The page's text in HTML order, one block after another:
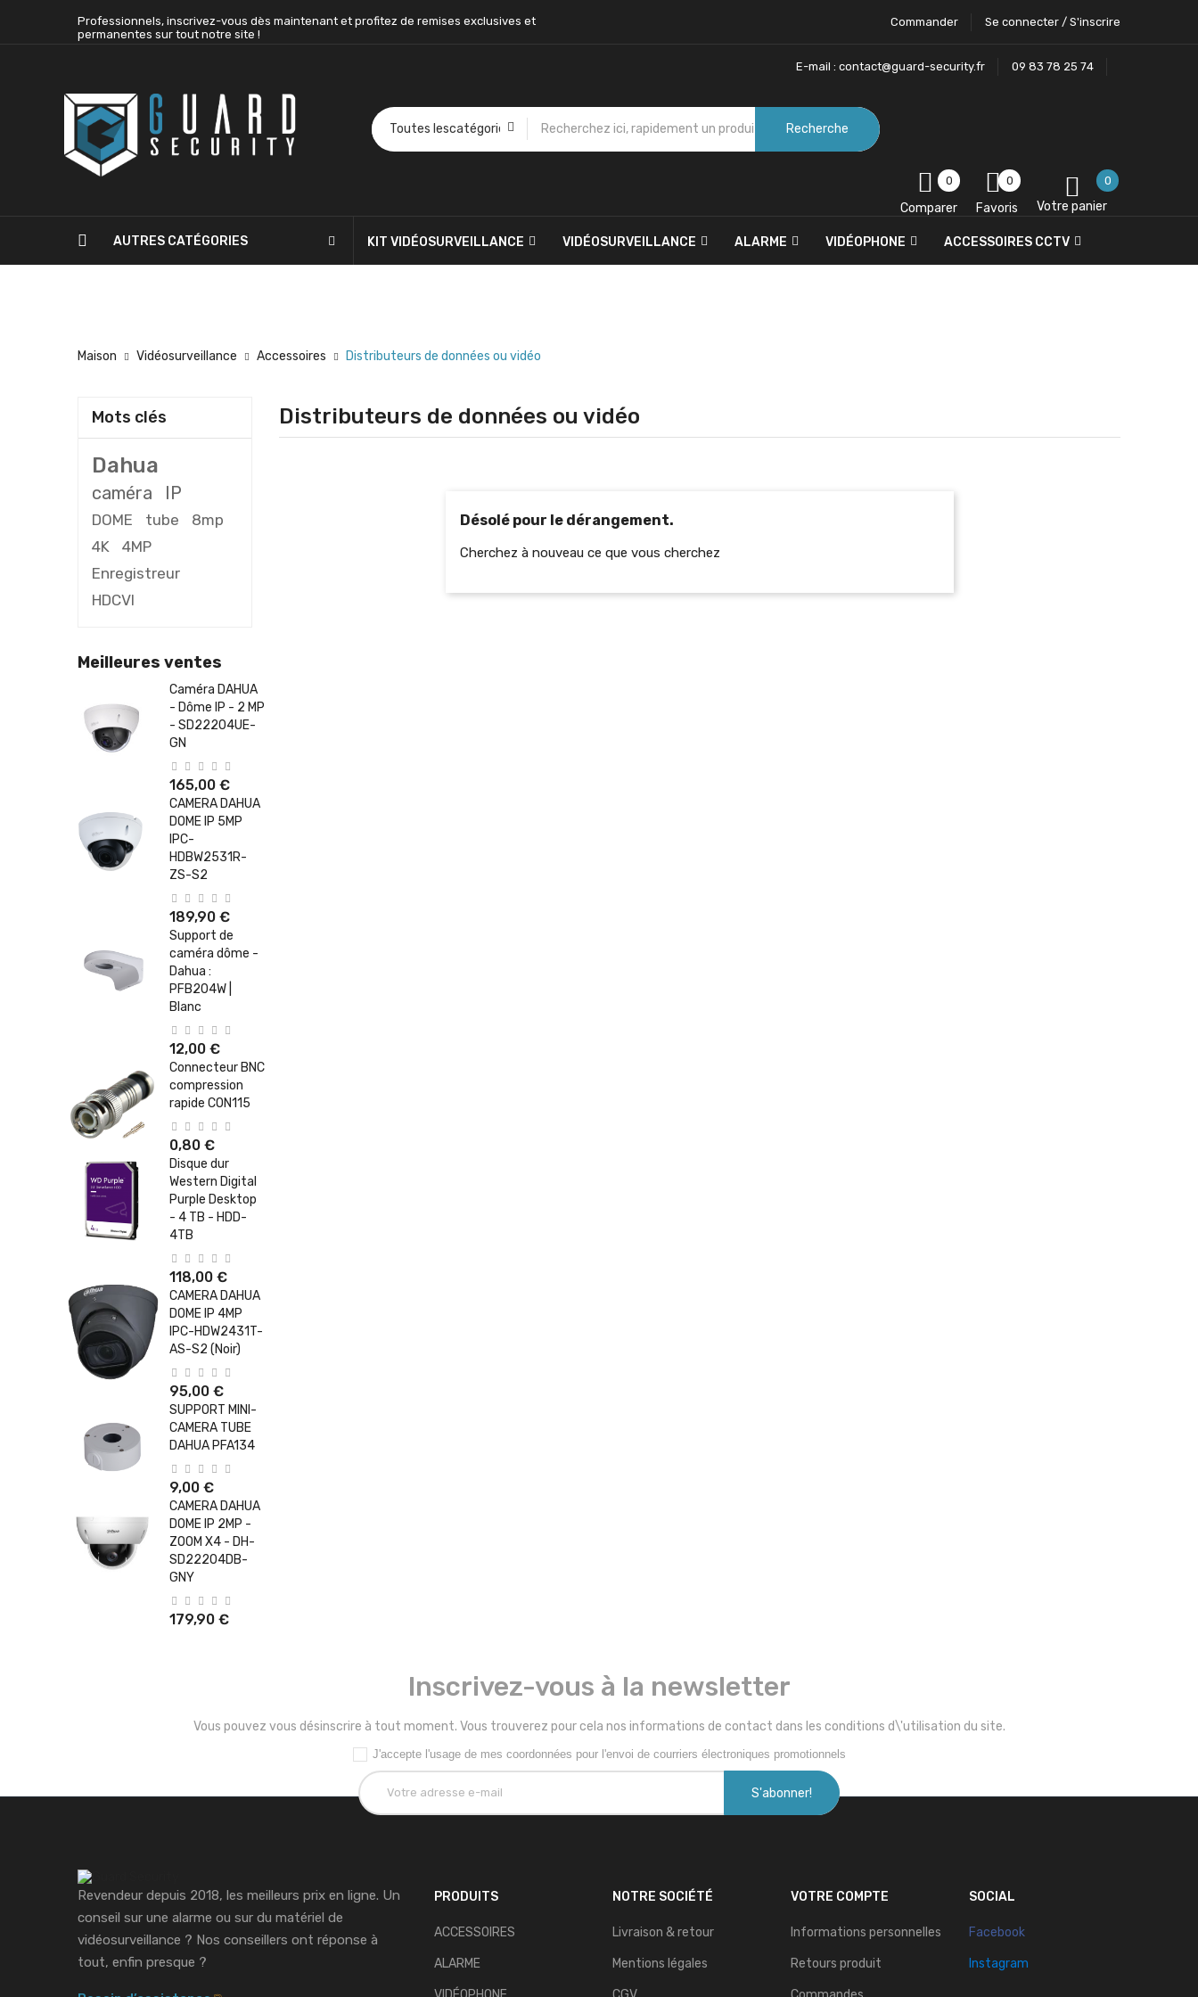
Professionnels, inscrivez-vous dès maintenant et profitez de remises exclusives et
permanentes sur tout notre site !
Se connecter / S'inscrire
Commander
09 83 78 25 74
E-mail : contact@guard-security.fr
Recherche
0
Votre panier
0
Favoris
0
Comparer
AUTRES CATÉGORIES KIT VIDÉOSURVEILLANCE VIDÉOSURVEILLANCE ALARME VIDÉOPHONE ACCESSOIRES CCTV
Maison Vidéosurveillance Accessoires Distributeurs de données ou vidéo
Mots clés
Dahua
caméra IP
DOME tube
8mp
4K
4MP
Enregistreur
HDCVI
Meilleures ventes
Caméra DAHUA
- Dôme IP - 2 MP
- SD22204UE-
GN
165,00 €
CAMERA DAHUA
DOME IP 5MP
IPC-
HDBW2531R-
ZS-S2
189,90 €
Support de
caméra dôme -
Dahua :
PFB204W |
Blanc
12,00 €
Connecteur BNC
compression
rapide CON115
0,80 €
Disque dur
Western Digital
Purple Desktop
- 4 TB - HDD-
4TB
118,00 €
CAMERA DAHUA
DOME IP 4MP
IPC-HDW2431T-
AS-S2 (Noir)
95,00 €
SUPPORT MINI-
CAMERA TUBE
DAHUA PFA134
9,00 €
CAMERA DAHUA
DOME IP 2MP -
ZOOM X4 - DH-
SD22204DB-
GNY
179,90 €
Distributeurs de données ou vidéo
Désolé pour le dérangement.
Cherchez à nouveau ce que vous cherchez
Inscrivez-vous à la newsletter
Vous pouvez vous désinscrire à tout moment. Vous trouverez pour cela nos informations de contact dans les conditions d\'utilisation du site.
J'accepte l'usage de mes coordonnées pour l'envoi de courriers électroniques promotionnels
Revendeur depuis 2018, les meilleurs prix en ligne. Un
conseil sur une alarme ou sur du matériel de
vidéosurveillance ? Nos conseillers ont réponse à
tout, enfin presque ?
PRODUITS
ACCESSOIRES
ALARME
NOTRE SOCIÉTÉ
Livraison & retour
Mentions légales
VOTRE COMPTE
Informations personnelles
Retours produit
SOCIAL
Facebook
Instagram